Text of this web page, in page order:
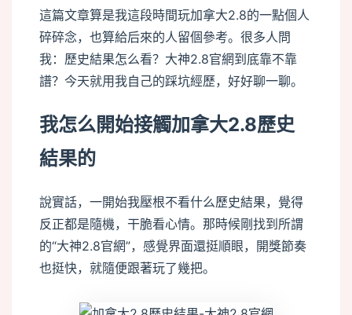
這篇文章算是我這段時間玩加拿大2.8的一點個人
碎碎念，也算給后來的人留個參考。很多人問
我：歷史結果怎么看？大神2.8官網到底靠不靠
譜？今天就用我自己的踩坑經歷，好好聊一聊。
我怎么開始接觸加拿大2.8歷史
結果的
說實話，一開始我壓根不看什么歷史結果，覺得
反正都是隨機，干脆看心情。那時候剛找到所謂
的“大神2.8官網”，感覺界面還挺順眼，開獎節奏
也挺快，就隨便跟著玩了幾把。